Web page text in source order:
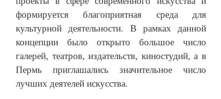
формируется благоприятная среда для
культурной деятельности. В рамках данной
концепции было открыто большое число
галерей, театров, издательств, киностудий, а в
Пермь приглашались значительное число
лучших деятелей искусства.